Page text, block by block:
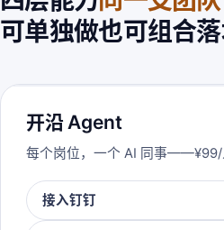
可单独做也可组合
开沿 Agent
每个岗位，一个 AI 同事——¥99/
接入钉钉